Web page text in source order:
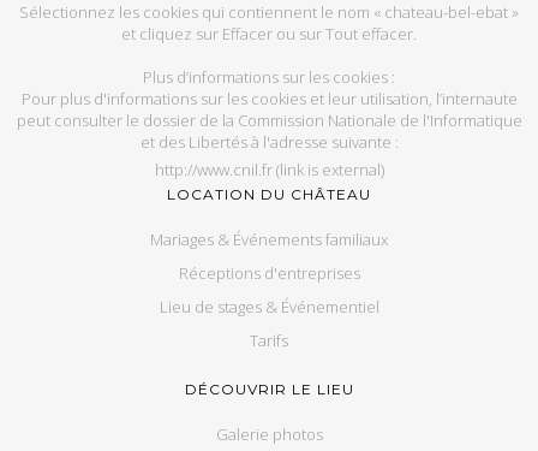
Sé­lec­tion­nez les co­okies qui contiennent le nom « chateau-bel-ebat »
et cli­quez sur Ef­fa­cer ou sur Tout ef­fa­cer.
Plus d’in­for­ma­tions sur les co­okies :
Pour plus d'in­for­ma­tions sur les co­okies et leur uti­li­sa­tion, l’in­ter­naute
peut consul­ter le dos­sier de la Com­mis­sion Na­tio­nale de l'In­for­ma­tique
et des Li­ber­tés à l'adresse sui­vante :
http://www.cnil.fr(link is external)
LOCATION DU CHÂTEAU
Mariages & Événements familiaux
Réceptions d'entreprises
Lieu de stages & Événementiel
Tarifs
DÉCOUVRIR LE LIEU
Galerie photos